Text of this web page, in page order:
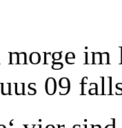
morge
09